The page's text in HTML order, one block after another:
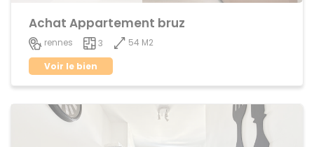
Achat Appartement bruz
rennes 3
54 M2
Voir le bien